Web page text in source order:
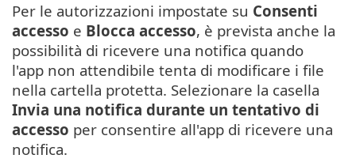
Per le autorizzazioni impostate su Consenti
accesso e Blocca accesso, è prevista anche la
possibilità di ricevere una notifica quando
l'app non attendibile tenta di modificare i file
nella cartella protetta. Selezionare la casella
Invia una notifica durante un tentativo di
accesso per consentire all'app di ricevere una
notifica.